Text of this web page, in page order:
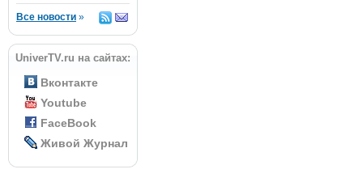
Все новости »
UniverTV.ru на сайтах:
Вконтакте
Youtube
FaceBook
Живой Журнал